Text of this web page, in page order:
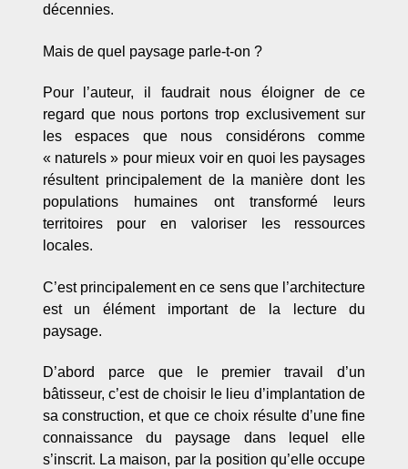
décennies.
Mais de quel paysage parle-t-on ?
Pour l’auteur, il faudrait nous éloigner de ce
regard que nous portons trop exclusivement sur
les espaces que nous considérons comme
« naturels » pour mieux voir en quoi les paysages
résultent principalement de la manière dont les
populations humaines ont transformé leurs
territoires pour en valoriser les ressources
locales.
C’est principalement en ce sens que l’architecture
est un élément important de la lecture du
paysage.
D’abord parce que le premier travail d’un
bâtisseur, c’est de choisir le lieu d’implantation de
sa construction, et que ce choix résulte d’une fine
connaissance du paysage dans lequel elle
s’inscrit. La maison, par la position qu’elle occupe